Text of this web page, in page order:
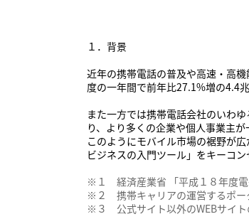
１．背景
近年の携帯電話の普及や高速・高
度の一年間で前年比27.1%増の4.4
また一方では携帯電話会社のいわ
り、より多くの企業や個人事業主
このようにモバイル市場の裾野が
ビジネスの入門ツール」をキーコ
※１ 経済産業省 「平成１８年度電
※２ 携帯キャリアの運営するポー
※３ 公式サイト以外のWEBサイト